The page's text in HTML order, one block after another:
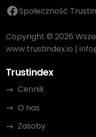
Społeczność
Copyright © 2026
www.trustindex.io |
Trustindex
Cennik
O nas
Zasoby